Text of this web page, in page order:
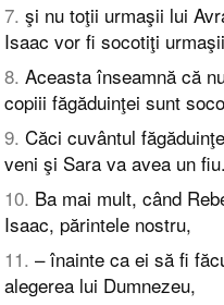
7. şi nu toţii urmaşii lui
Isaac vor fi socotiţi
8. Aceasta înseamnă că
copiii făgăduinţei sunt
9. Căci cuvântul
veni şi Sara va avea un fiu.
10. Ba mai mult, când
Isaac, părintele nostru,
11. – înainte ca ei să fi
alegerea lui Dumnezeu,